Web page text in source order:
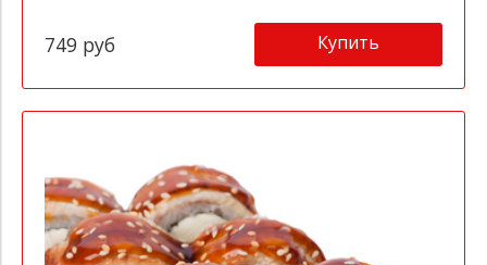
749 руб Купить